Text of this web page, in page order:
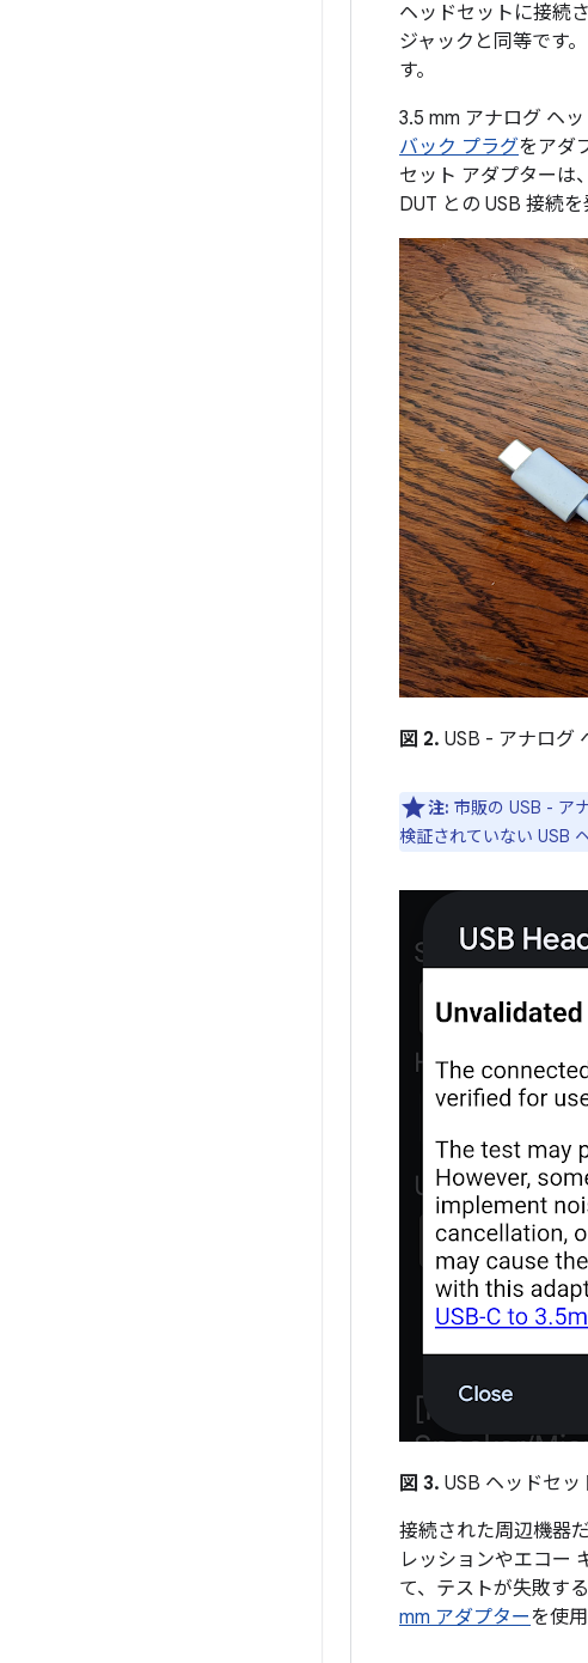
ヘッドセットに接続
ジャックと同等です
す。
3.5 mm アナログ ヘ
バック プラグをアダ
セット アダプターは
DUT との USB 接続を
図 2. USB - アナログ
注: 市販の USB - ア
検証されていない USB
図 3. USB ヘッドセ
接続された周辺機器
レッションやエコー
て、テストが失敗す
mm アダプターを使